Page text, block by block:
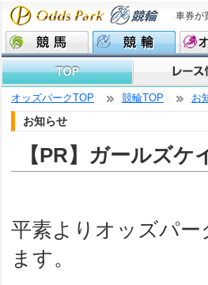
車券が
オッズパークTOP 競輪TOP お
お知らせ
【PR】ガールズ
平素よりオッズパ
ます。